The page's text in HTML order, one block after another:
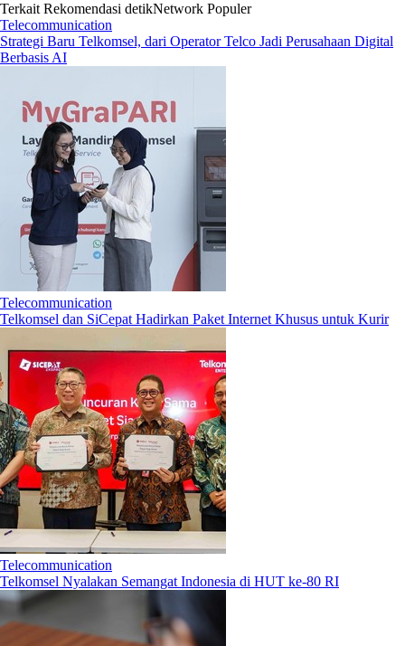
Terkait Rekomendasi detikNetwork Populer
Telecommunication
Strategi Baru Telkomsel, dari Operator Telco Jadi Perusahaan Digital
Berbasis AI
Telecommunication
Telkomsel dan SiCepat Hadirkan Paket Internet Khusus untuk Kurir
Telecommunication
Telkomsel Nyalakan Semangat Indonesia di HUT ke-80 RI